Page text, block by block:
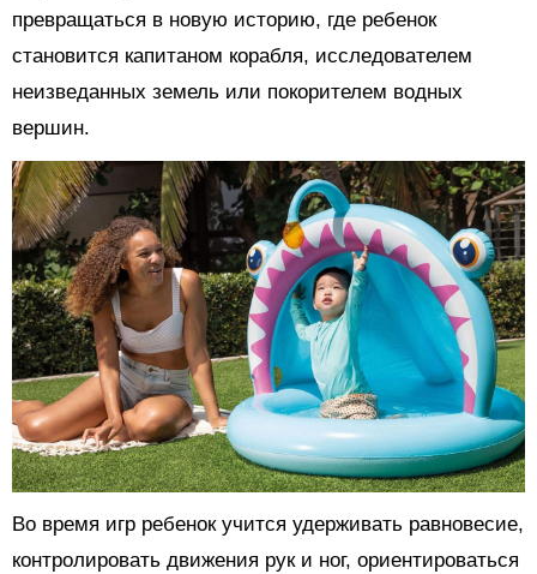
превращаться в новую историю, где ребенок
становится капитаном корабля, исследователем
неизведанных земель или покорителем водных
вершин.
Во время игр ребенок учится удерживать равновесие,
контролировать движения рук и ног, ориентироваться